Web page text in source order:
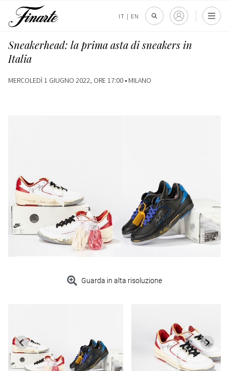
IT | EN
Sneakerhead: la prima asta di sneakers in
Italia
MERCOLEDÌ 1 GIUGNO 2022, ORE 17:00 • MILANO
Guarda in alta risoluzione